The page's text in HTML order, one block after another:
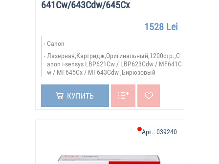
641Cw/643Cdw/645Cx
1528 Lei
Canon
Лазерная,Картридж,Оригинальный,1200стр.,C
anon i-sensys LBP621Cw / LBP623Cdw / MF641C
w / MF645Cx / MF643Cdw ,Бирюзовый
КУПИТЬ
Арт.:039240